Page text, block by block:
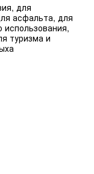
для
асфальта, для
использования,
туризма и